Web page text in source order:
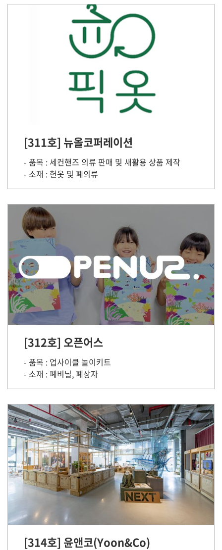
[311호] 뉴올코퍼레이션
- 품목 : 세컨핸즈 의류 판매 및 새활용 상품 제작
- 소재 : 헌옷 및 폐의류
[312호] 오픈어스
- 품목 : 업사이클 놀이키트
- 소재 : 폐비닐, 폐상자
[314호] 윤앤코(Yoon&Co)